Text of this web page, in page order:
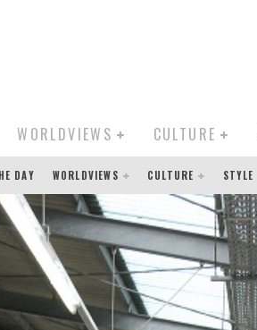
WORLDVIEWS CULTURE
DAY WORLDVIEWS CULTURE STYLE